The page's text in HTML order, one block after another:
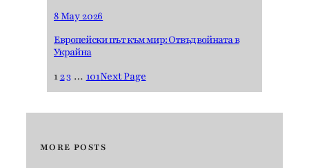
8 May 2026
Европейски път към мир: Отвъд войната в
Украйна
123 … 101Next Page
MORE POSTS